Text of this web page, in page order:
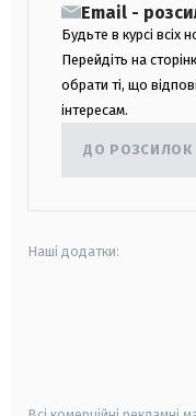
Email -
Будьте в курсі всіх
Перейдіть на
обрати ті, що
інтересам.
ДО РОЗСИЛОК
Наші додатки: